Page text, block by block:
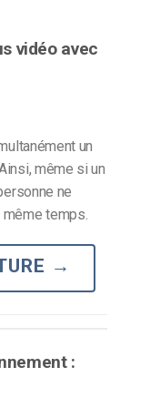
vidéo avec
un
même si un
ne
temps.
→
: